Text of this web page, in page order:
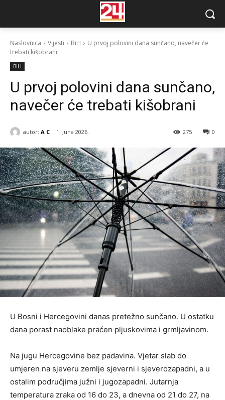
Naslovnica Vijesti BiH
U prvoj polovini dana sunčano, navečer će
trebati kišobrani
BiH
U prvoj polovini dana sunčano,
navečer će trebati kišobrani
autor: A C 1. Juna 2026. 0
275
U Bosni i Hercegovini danas pretežno sunčano. U ostatku
dana porast naoblake praćen pljuskovima i grmljavinom.
Na jugu Hercegovine bez padavina. Vjetar slab do
umjeren na sjeveru zemlje sjeverni i sjeverozapadni, a u
ostalim područjima južni i jugozapadni. Jutarnja
temperatura zraka od 16 do 23, a dnevna od 21 do 27, na